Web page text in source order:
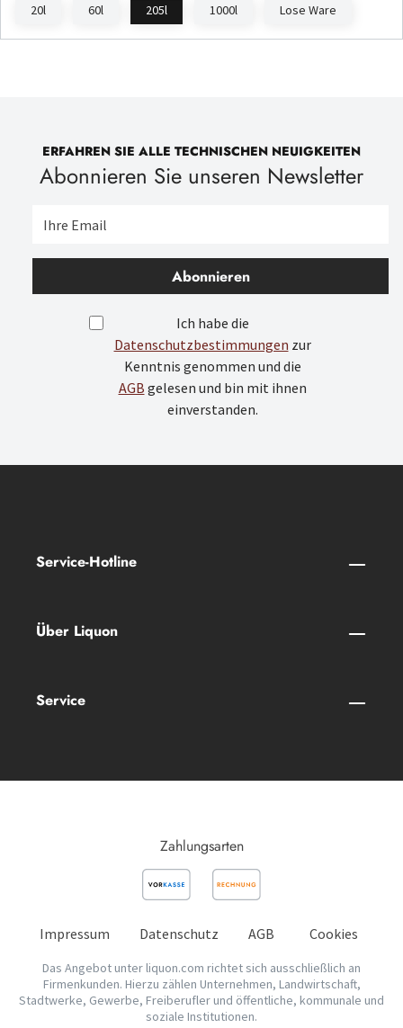
20l 60l 205l 1000l Lose Ware
ERFAHREN SIE ALLE TECHNISCHEN NEUIGKEITEN
Abonnieren Sie unseren Newsletter
Abonnieren
Ich habe die
Datenschutzbestimmungen zur
Kenntnis genommen und die
AGB gelesen und bin mit ihnen
einverstanden.
Service-Hotline
Über Liquon
Service
Zahlungsarten
Impressum Datenschutz AGB Cookies
Das Angebot unter liquon.com richtet sich ausschließlich an
Firmenkunden. Hierzu zählen Unternehmen, Landwirtschaft,
Stadtwerke, Gewerbe, Freiberufler und öffentliche, kommunale und
soziale Institutionen.